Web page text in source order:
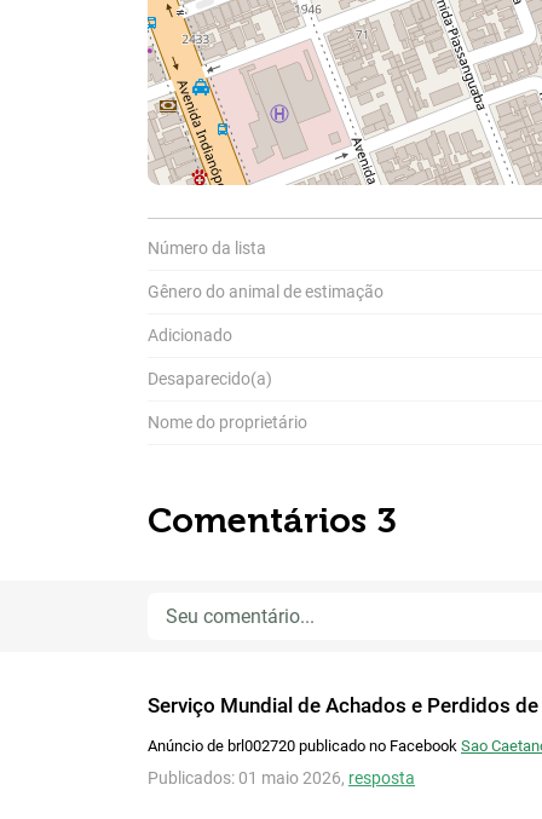
Número da lista
Gênero do animal de estimação
Adicionado
Desaparecido(a)
Nome do proprietário
Comentários 3
Serviço Mundial de Achados e Perdidos
Anúncio de brl002720 publicado no Facebook Sao
Publicados: 01 maio 2026, resposta